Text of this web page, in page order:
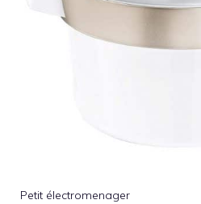
Petit électromenager